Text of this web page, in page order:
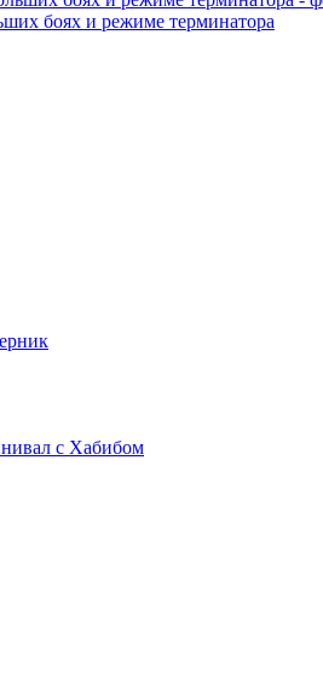
боях и режиме терминатора
с Хабибом